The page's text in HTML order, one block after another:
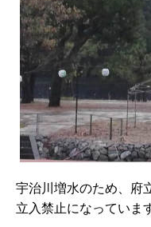
宇治川増水のため、府
立入禁止になっています